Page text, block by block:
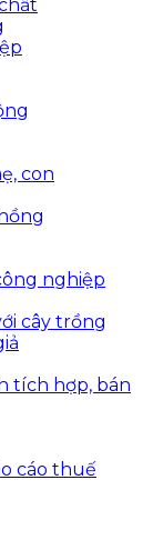
con
nghiệp
cây trồng
tích hợp, bán
cáo thuế